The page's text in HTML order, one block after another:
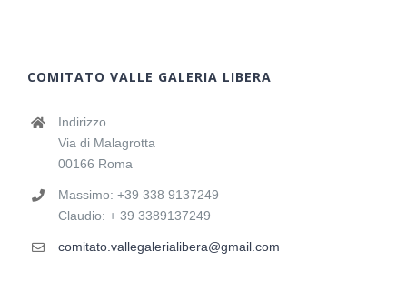
COMITATO VALLE GALERIA LIBERA
Indirizzo
Via di Malagrotta
00166 Roma
Massimo: +39 338 9137249
Claudio: + 39 3389137249
comitato.vallegalerialibera@gmail.com